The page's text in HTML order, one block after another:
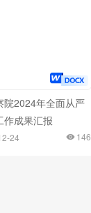
院2024年全面从严
作成果汇报
24 146